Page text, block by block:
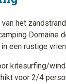
het
Domaine
een rustige
kitesurfing/
voor 2/4